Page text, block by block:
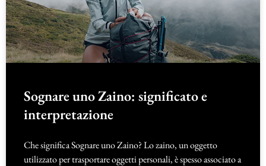
Sognare uno Zaino: significato e
interpretazione
Che significa Sognare uno Zaino? Lo zaino, un oggetto
utilizzato per trasportare oggetti personali, è spesso associato a